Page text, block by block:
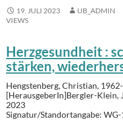
19. JULI 2023 UB_ADMIN
VIEWS
Herzgesundheit :
stärken,
Hengstenberg, Christian, 1962-
[HerausgeberIn]Bergler-
2023
Signatur/Standortangabe: